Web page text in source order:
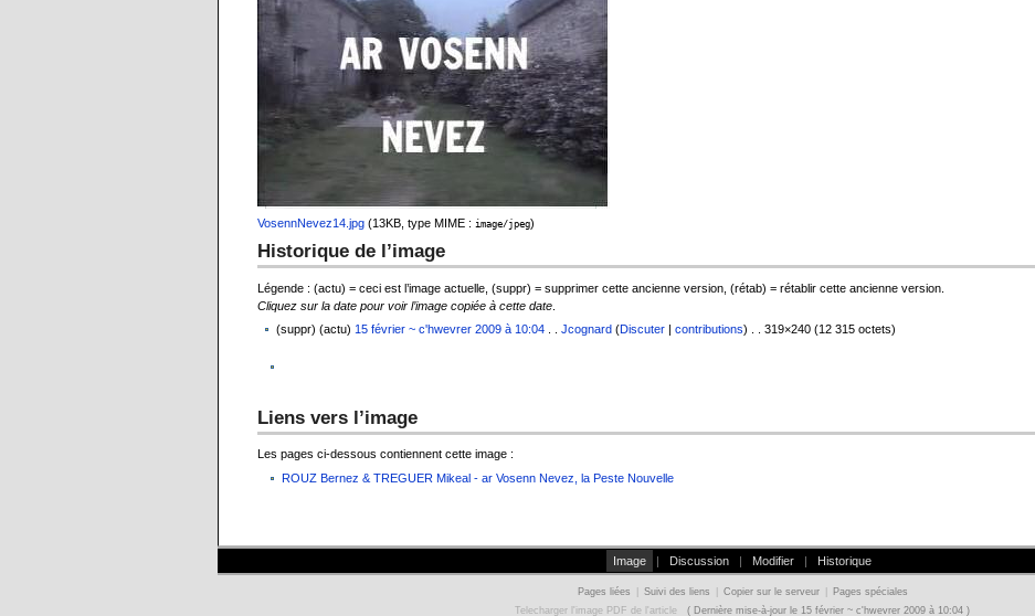
VosennNevez14.jpg (13KB, type MIME : image/jpeg)
Historique de l’image
Légende : (actu) = ceci est l’image actuelle, (suppr) = supprimer cette ancienne version, (rétab) = rétablir cette ancienne version.
Cliquez sur la date pour voir l’image copiée à cette date
(suppr) (actu) 15 février ~ c'hwevrer 2009 à 10:04. . Jcognard(Discuter| contributions) . . 319×240 (12 315 octets)
Liens vers l’image
Les pages ci-dessous contiennent cette image :
ROUZ Bernez & TREGUER Mikeal - ar Vosenn Nevez, la Peste Nouvelle
Image | Discussion | Modifier | Historique
Pages liées Suivi des liens Copier sur le serveur
Pages spéciales
Telecharger l'image PDF de l'article
( Dernière mise-à-jour le 15 février ~ c'hwevrer 2009 à 10:04 )